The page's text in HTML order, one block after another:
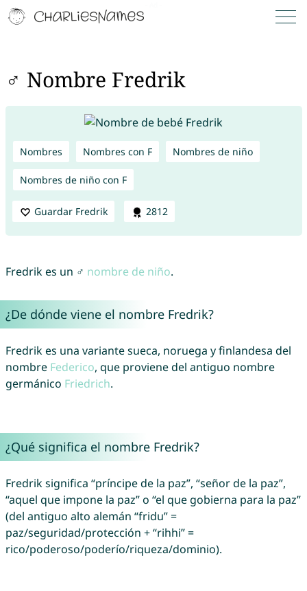
♂ Nombre Fredrik
Nombres Nombres con F Nombres de niño
Nombres de niño con F
Guardar Fredrik 2812
Fredrik es un ♂ nombre de niño.
¿De dónde viene el nombre Fredrik?
Fredrik es una variante sueca, noruega y finlandesa del
nombre Federico, que proviene del antiguo nombre
germánico Friedrich.
¿Qué significa el nombre Fredrik?
Fredrik significa “príncipe de la paz”, “señor de la paz”,
“aquel que impone la paz” o “el que gobierna para la paz”
(del antiguo alto alemán “fridu” =
paz/seguridad/protección + “rihhi” =
rico/poderoso/poderío/riqueza/dominio).